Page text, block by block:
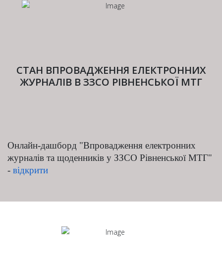
СТАН ВПРОВАДЖЕННЯ ЕЛЕКТРОННИХ
ЖУРНАЛІВ В ЗЗСО РІВНЕНСЬКОЇ МТГ
Онлайн-дашборд "Впровадження електронних
журналів та щоденників у ЗЗСО Рівненської МТГ"
- відкрити